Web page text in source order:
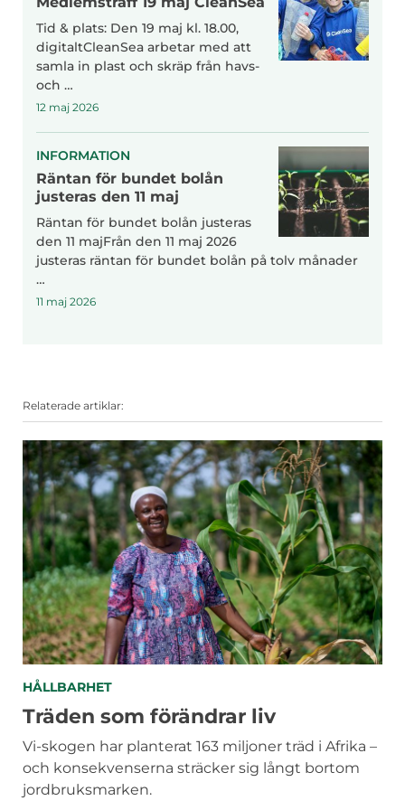
Tid & plats: Den 19 maj kl. 18.00,
digitaltCleanSea arbetar med att
samla in plast och skräp från havs-
och …
12 maj 2026
INFORMATION
Räntan för bundet bolån
justeras den 11 maj
Räntan för bundet bolån justeras
den 11 majFrån den 11 maj 2026
justeras räntan för bundet bolån på tolv månader
…
11 maj 2026
Relaterade artiklar:
KATEGORIER
HÅLLBARHET
Träden som förändrar liv
Vi-skogen har planterat 163 miljoner träd i Afrika –
och konsekvenserna sträcker sig långt bortom
jordbruksmarken.